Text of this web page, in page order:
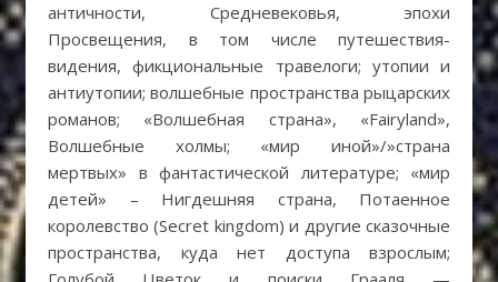
античности, Средневековья, эпохи
Просвещения, в том числе путешествия-
видения, фикциональные травелоги; утопии и
антиутопии; волшебные пространства рыцарских
романов; «Волшебная страна», «Fairyland»,
Волшебные холмы; «мир иной»/»страна
мертвых» в фантастической литературе; «мир
детей» – Нигдешняя страна, Потаенное
королевство (Secret kingdom) и другие сказочные
пространства, куда нет доступа взрослым;